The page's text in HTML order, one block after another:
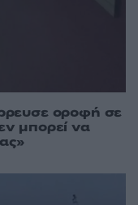
οροφή σε
μπορεί να